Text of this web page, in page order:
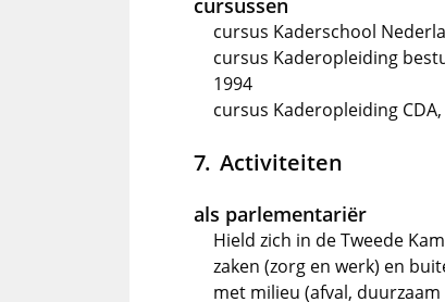
cursussen
cursus Kaderschool
cursus Kaderopleiding
1994
cursus Kaderopleiding
Activiteiten
als parlementariër
Hield zich in de Tweede
zaken (zorg en werk) en
met milieu (afval,